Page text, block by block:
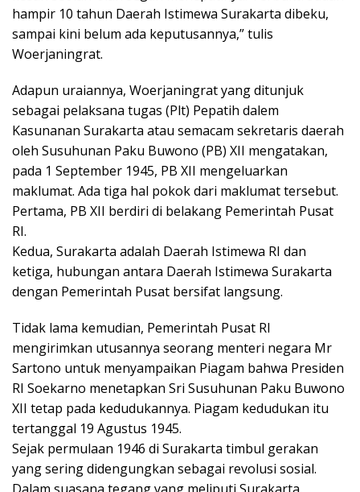
hampir 10 tahun Daerah Istimewa Surakarta dibeku,
sampai kini belum ada keputusannya,” tulis
Woerjaningrat.
Adapun uraiannya, Woerjaningrat yang ditunjuk
sebagai pelaksana tugas (Plt) Pepatih dalem
Kasunanan Surakarta atau semacam sekretaris daerah
oleh Susuhunan Paku Buwono (PB) XII mengatakan,
pada 1 September 1945, PB XII mengeluarkan
maklumat. Ada tiga hal pokok dari maklumat tersebut.
Pertama, PB XII berdiri di belakang Pemerintah Pusat
RI.
Kedua, Surakarta adalah Daerah Istimewa RI dan
ketiga, hubungan antara Daerah Istimewa Surakarta
dengan Pemerintah Pusat bersifat langsung.
Tidak lama kemudian, Pemerintah Pusat RI
mengirimkan utusannya seorang menteri negara Mr
Sartono untuk menyampaikan Piagam bahwa Presiden
RI Soekarno menetapkan Sri Susuhunan Paku Buwono
XII tetap pada kedudukannya. Piagam kedudukan itu
tertanggal 19 Agustus 1945.
Sejak permulaan 1946 di Surakarta timbul gerakan
yang sering didengungkan sebagai revolusi sosial.